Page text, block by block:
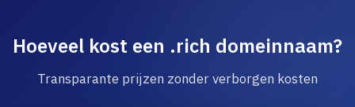
Hoeveel kost een .rich domeinnaam?
Transparante prijzen zonder verborgen kosten